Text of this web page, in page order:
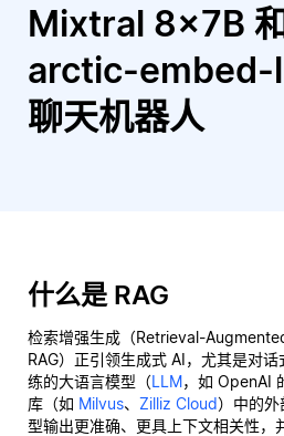
Mixtral 8x7B
arctic-embed-l
聊天机器人
什么是 RAG
检索增强生成（Retrieval-
RAG）正引领生成式 AI，尤其是对
练的大语言模型（LLM，如 OpenAI
库（如 Milvus、 Zilliz Cloud）中的外
型输出更准确、更具上下文相关性，